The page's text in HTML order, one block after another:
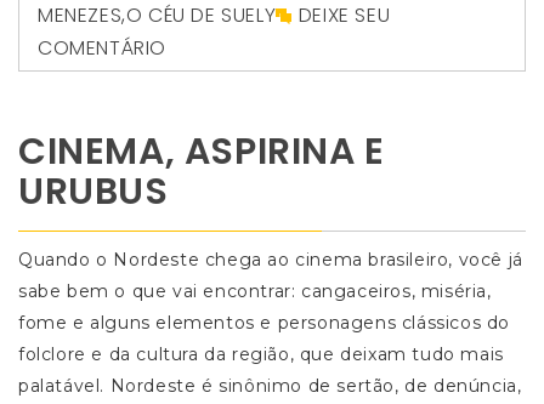
MENEZES,O CÉU DE SUELY
DEIXE SEU
COMENTÁRIO
CINEMA, ASPIRINA E
URUBUS
Quando o Nordeste chega ao cinema brasileiro, você já
sabe bem o que vai encontrar: cangaceiros, miséria,
fome e alguns elementos e personagens clássicos do
folclore e da cultura da região, que deixam tudo mais
palatável. Nordeste é sinônimo de sertão, de denúncia,